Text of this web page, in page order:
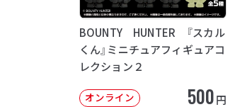
BOUNTY HUNTER 『スカル
くん』ミニチュアフィギュアコ
レクション２
オンライン 500円